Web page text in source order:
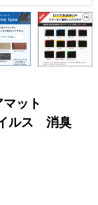
マット
ルス 消臭